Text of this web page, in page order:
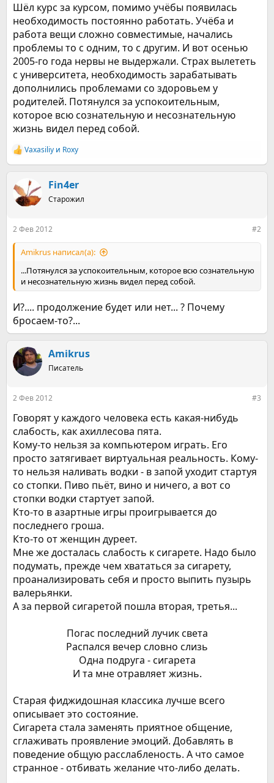
Шёл курс за курсом, помимо учёбы появилась
необходимость постоянно работать. Учёба и
работа вещи сложно совместимые, начались
проблемы то с одним, то с другим. И вот осенью
2005-го года нервы не выдержали. Страх вылететь
с университета, необходимость зарабатывать
дополнились проблемами со здоровьем у
родителей. Потянулся за успокоительным,
которое всю сознательную и несознательную
жизнь видел перед собой.
Р
е
к
ц
и
Vaxasiliy и Roxy
Fin4er
Старожил
2 Фев 2012 #2
Amikrus написал(а):
...Потянулся за успокоительным, которое всю сознательную
и несознательную жизнь видел перед собой.
И?.... продолжение будет или нет... ? Почему
бросаем-то?...
Amikrus
Писатель
2 Фев 2012 #3
Говорят у каждого человека есть какая-нибудь
слабость, как ахиллесова пята.
Кому-то нельзя за компьютером играть. Его
просто затягивает виртуальная реальность. Кому-
то нельзя наливать водки - в запой уходит стартуя
со стопки. Пиво пьёт, вино и ничего, а вот со
стопки водки стартует запой.
Кто-то в азартные игры проигрывается до
последнего гроша.
Кто-то от женщин дуреет.
Мне же досталась слабость к сигарете. Надо было
подумать, прежде чем хвататься за сигарету,
проанализировать себя и просто выпить пузырь
валерьянки.
А за первой сигаретой пошла вторая, третья...
Погас последний лучик света​
Распался вечер словно слизь​
Одна подруга - сигарета​
И та мне отравляет жизнь.​
Старая фиджидошная классика лучше всего
описывает это состояние.
Сигарета стала заменять приятное общение,
сглаживать проявление эмоций. Добавлять в
поведение общую расслабленость. А что самое
странное - отбивать желание что-либо делать.